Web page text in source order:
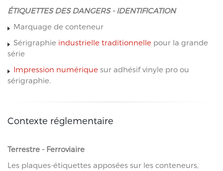
ÉTIQUETTES DES DANGERS - IDENTIFICATION
Marquage de conteneur
Sérigraphie industrielle traditionnelle pour la grande
série
Impression numérique sur adhésif vinyle pro ou
sérigraphie.
Contexte réglementaire
Terrestre - Ferroviaire
Les plaques-étiquettes apposées sur les conteneurs,